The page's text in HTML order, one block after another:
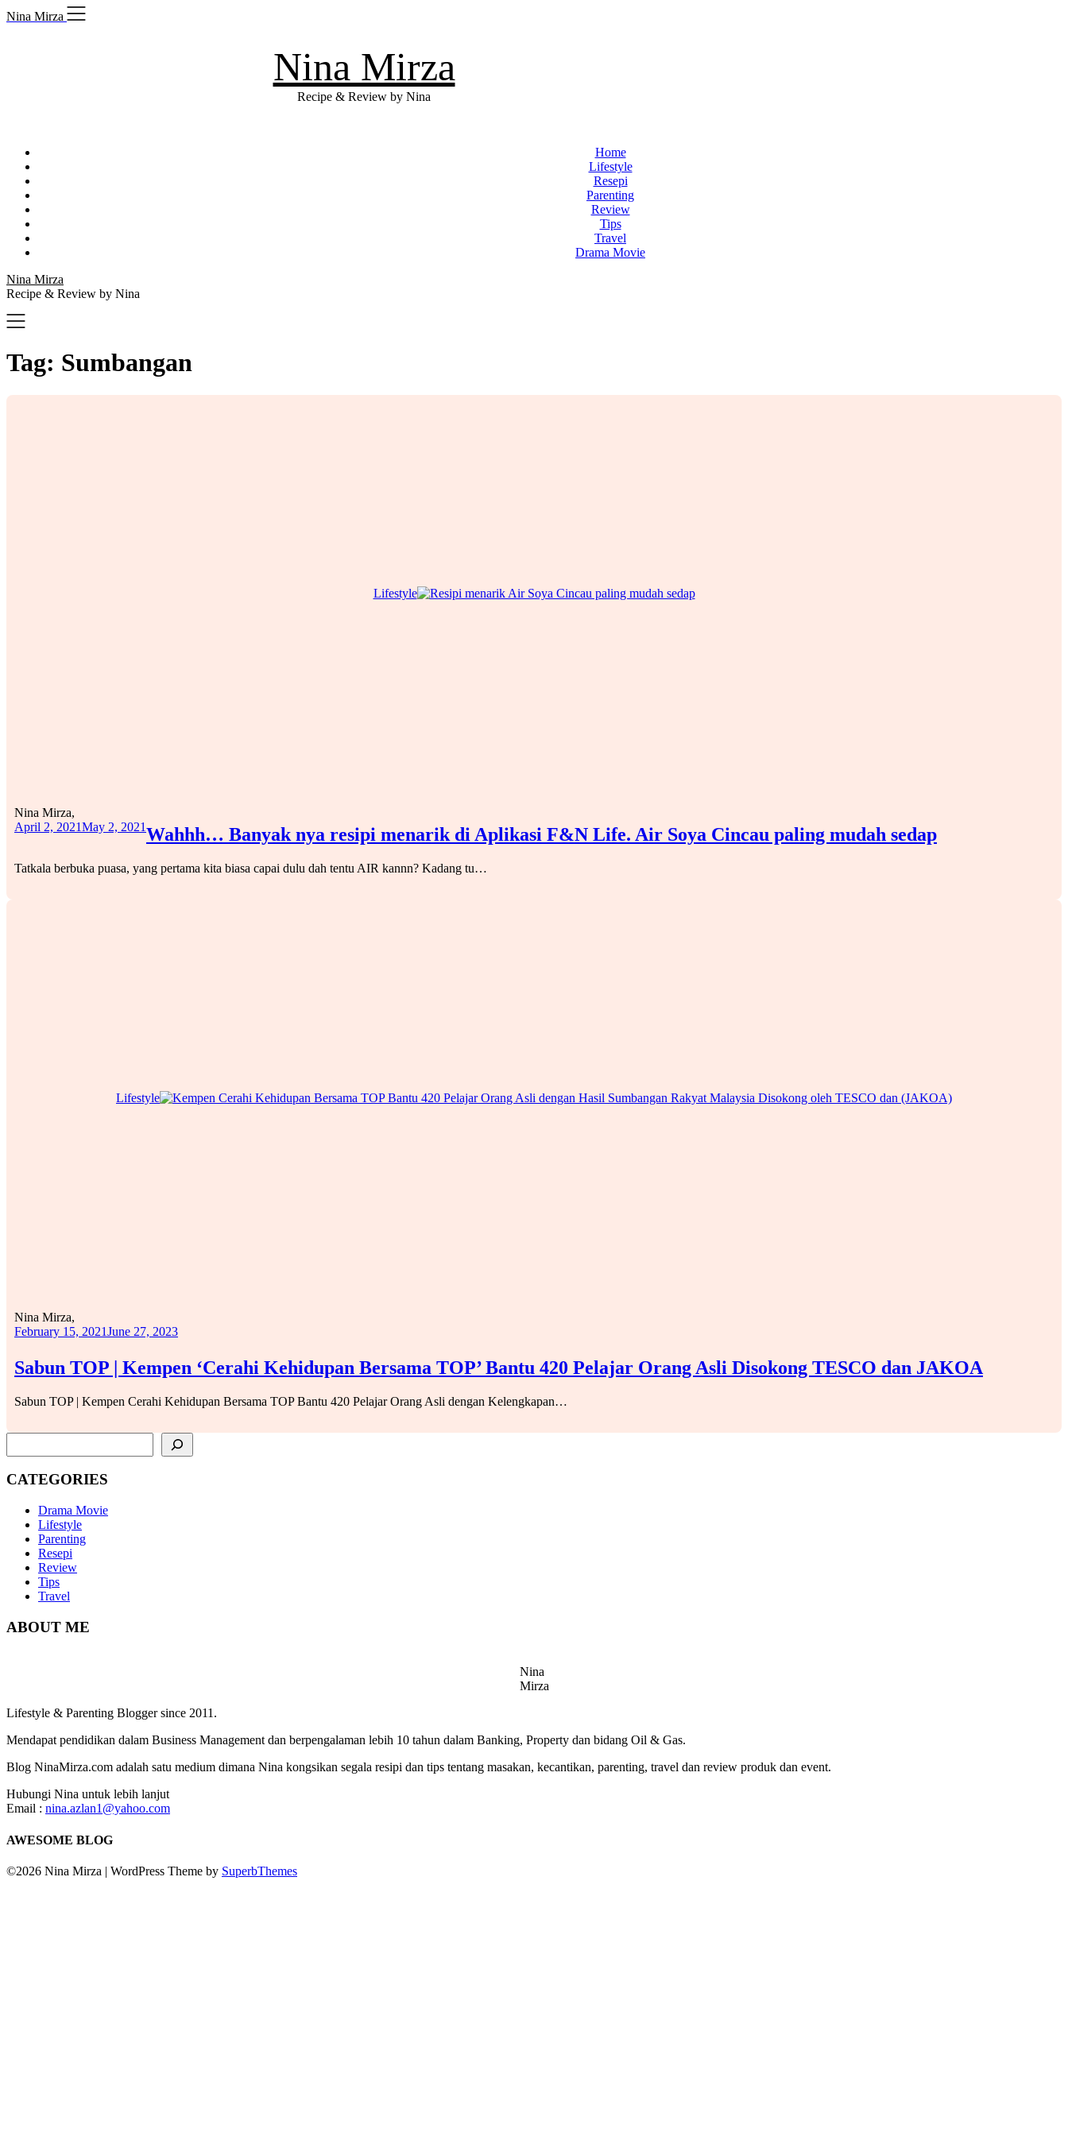
Skip
to
Nina Mirza
Nina Mirza
Recipe & Review by Nina
Home
Lifestyle
Resepi
Parenting
Review
Tips
Travel
Drama Movie
Nina Mirza
Recipe & Review by Nina
Tag: Sumbangan
Lifestyle
Wahhh… Banyak nya resipi menarik di Aplikasi F&N Life. Air Soya Cincau paling mudah sedap
Nina Mirza,
April 2, 2021May 2, 2021
Tatkala berbuka puasa, yang pertama kita biasa capai dulu dah tentu AIR kannn? Kadang tu…
Lifestyle
Sabun TOP | Kempen ‘Cerahi Kehidupan Bersama TOP’ Bantu 420 Pelajar Orang Asli Disokong TESCO dan JAKOA
Nina Mirza,
February 15, 2021June 27, 2023
Sabun TOP | Kempen Cerahi Kehidupan Bersama TOP Bantu 420 Pelajar Orang Asli dengan Kelengkapan…
CATEGORIES
Drama Movie
Lifestyle
Parenting
Resepi
Review
Tips
Travel
ABOUT ME
Nina
Mirza
Lifestyle & Parenting Blogger since 2011.
Mendapat pendidikan dalam Business Management dan berpengalaman lebih 10 tahun dalam Banking, Property dan bidang Oil & Gas.
Blog NinaMirza.com adalah satu medium dimana Nina kongsikan segala resipi dan tips tentang masakan, kecantikan, parenting, travel dan review produk dan event.
Hubungi Nina untuk lebih lanjut
Email : nina.azlan1@yahoo.com
AWESOME BLOG
©2026 Nina Mirza | WordPress Theme by SuperbThemes